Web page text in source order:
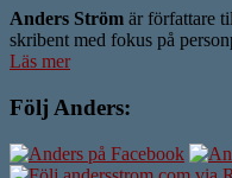
Anders Ström är författare
skribent med fokus på
Läs mer
Följ Anders: